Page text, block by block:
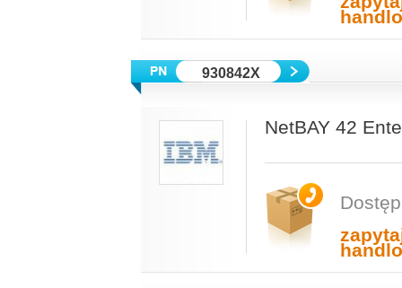
930842X
NetBAY 42